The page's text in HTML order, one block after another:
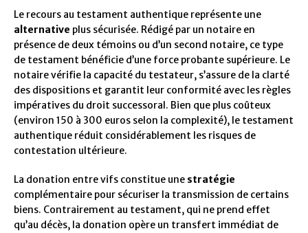
Le recours au testament authentique représente une
alternative plus sécurisée. Rédigé par un notaire en
présence de deux témoins ou d’un second notaire, ce type
de testament bénéficie d’une force probante supérieure. Le
notaire vérifie la capacité du testateur, s’assure de la clarté
des dispositions et garantit leur conformité avec les règles
impératives du droit successoral. Bien que plus coûteux
(environ 150 à 300 euros selon la complexité), le testament
authentique réduit considérablement les risques de
contestation ultérieure.
La donation entre vifs constitue une stratégie
complémentaire pour sécuriser la transmission de certains
biens. Contrairement au testament, qui ne prend effet
qu’au décès, la donation opère un transfert immédiat de